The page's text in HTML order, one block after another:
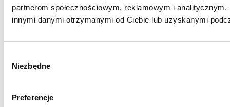
partnerom społecznościowym, reklamowym i
innymi danymi otrzymanymi od Ciebie lub uzyskanymi
zgody
Niezbędne
Preferencje